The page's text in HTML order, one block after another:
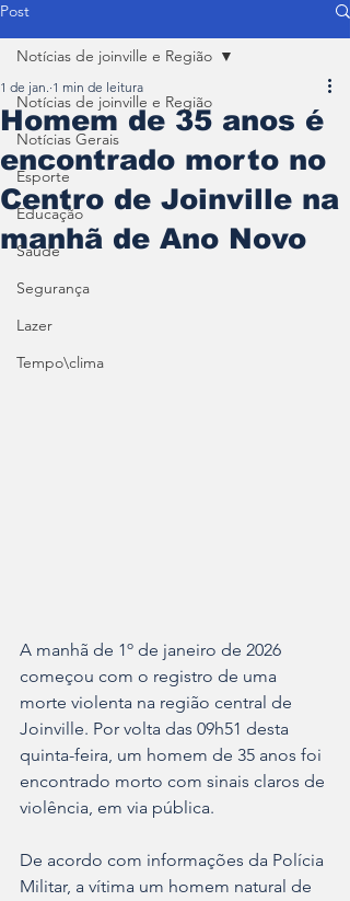
Post
Notícias de joinville e Região
Notícias Gerais
Esporte
Educação
Saúde
Segurança
Lazer
Tempo\clima
Notícias de joinville e Região
Homem de 35 anos é
encontrado morto no
Centro de Joinville na
manhã de Ano Novo
1 de jan. 1 min de leitura
A manhã de 1º de janeiro de 2026
começou com o registro de uma
morte violenta na região central de
Joinville. Por volta das 09h51 desta
quinta-feira, um homem de 35 anos foi
encontrado morto com sinais claros de
violência, em via pública.
De acordo com informações da Polícia
Militar, a vítima um homem natural de